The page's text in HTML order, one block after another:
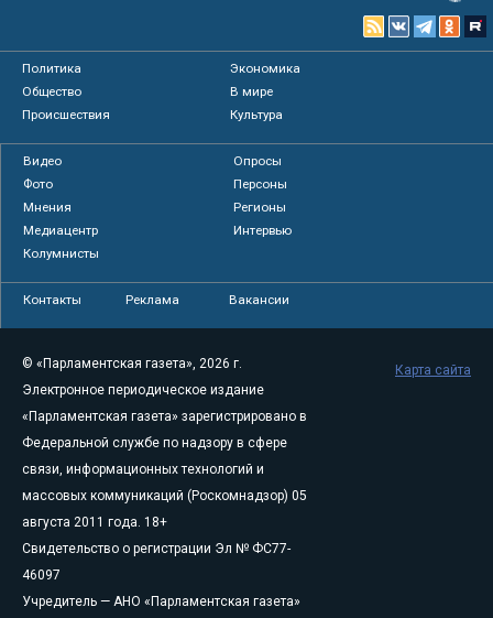
Политика
Экономика
Общество
В мире
Происшествия
Культура
Видео
Опросы
Фото
Персоны
Мнения
Регионы
Медиацентр
Интервью
Колумнисты
Контакты Реклама Вакансии
© «Парламентская газета», 2026 г.
Электронное периодическое издание
«Парламентская газета» зарегистрировано в
Федеральной службе по надзору в сфере
связи, информационных технологий и
массовых коммуникаций (Роскомнадзор) 05
августа 2011 года. 18+
Свидетельство о регистрации Эл № ФС77-
46097
Учредитель — АНО «Парламентская газета»
Карта сайта